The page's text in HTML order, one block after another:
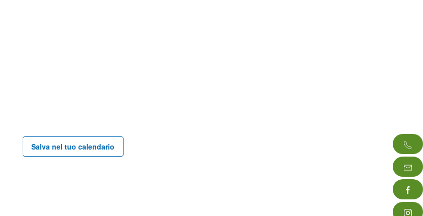
Salva nel tuo calendario